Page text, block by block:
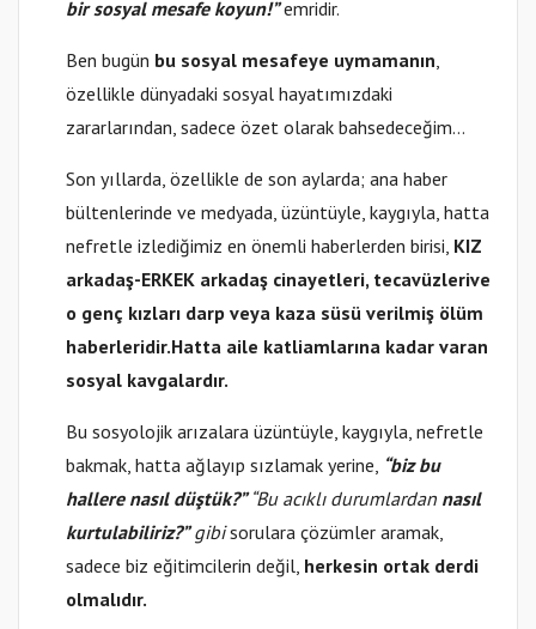
bir sosyal mesafe koyun!”emridir.
Ben bugün bu sosyal mesafeye uymamanın,
özellikle dünyadaki sosyal hayatımızdaki
zararlarından, sadece özet olarak bahsedeceğim…
Son yıllarda, özellikle de son aylarda; ana haber
bültenlerinde ve medyada, üzüntüyle, kaygıyla, hatta
nefretle izlediğimiz en önemli haberlerden birisi, KIZ
arkadaş-ERKEK arkadaş cinayetleri, tecavüzlerive
o genç kızları darp veya kaza süsü verilmiş ölüm
haberleridir.Hatta aile katliamlarına kadar varan
sosyal kavgalardır.
Bu sosyolojik arızalara üzüntüyle, kaygıyla, nefretle
bakmak, hatta ağlayıp sızlamak yerine, “biz bu
hallere nasıl düştük?”“Bu acıklı durumlardan nasıl
kurtulabiliriz?”gibisorulara çözümler aramak,
sadece biz eğitimcilerin değil, herkesin ortak derdi
olmalıdır.